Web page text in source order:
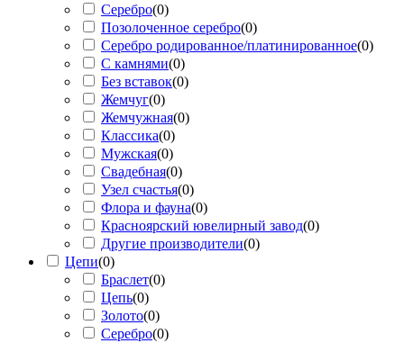
Серебро(0)
Позолоченное серебро(0)
Серебро родированное/платинированное(0)
С камнями(0)
Без вставок(0)
Жемчуг(0)
Жемчужная(0)
Классика(0)
Мужская(0)
Свадебная(0)
Узел счастья(0)
Флора и фауна(0)
Красноярский ювелирный завод(0)
Другие производители(0)
Цепи(0)
Браслет(0)
Цепь(0)
Золото(0)
Серебро(0)